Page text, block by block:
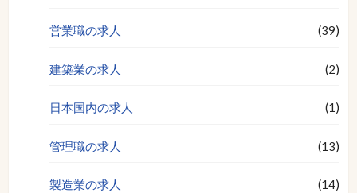
営業職の求人 (39)
建築業の求人 (2)
日本国内の求人 (1)
管理職の求人 (13)
製造業の求人 (14)